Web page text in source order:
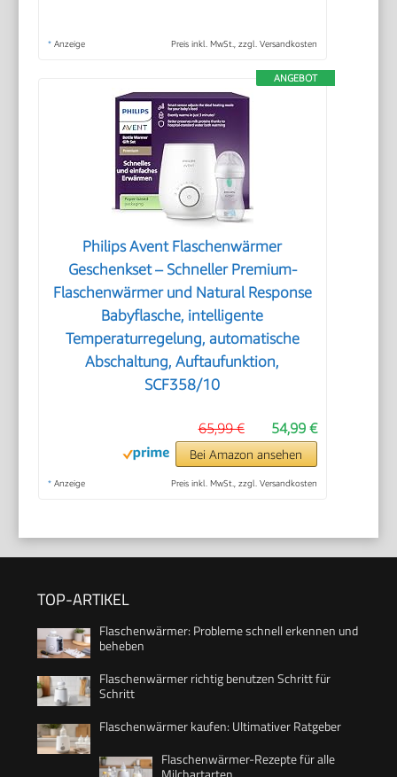
* Anzeige Preis inkl. MwSt., zzgl. Versandkosten
ANGEBOT
Philips Avent Flaschenwärmer
Geschenkset – Schneller Premium-
Flaschenwärmer und Natural Response
Babyflasche, intelligente
Temperaturregelung, automatische
Abschaltung, Auftaufunktion,
SCF358/10
54,99 €
65,99 €
Bei Amazon ansehen
* Anzeige Preis inkl. MwSt., zzgl. Versandkosten
TOP-ARTIKEL
Flaschenwärmer: Probleme schnell erkennen und
beheben
Flaschenwärmer richtig benutzen Schritt für
Schritt
Flaschenwärmer kaufen: Ultimativer Ratgeber
Flaschenwärmer-Rezepte für alle